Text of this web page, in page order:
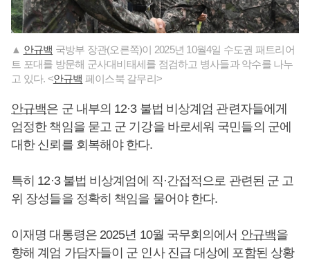
▲ 안규백 국방부 장관(오른쪽)이 2025년 10월4일 수도권 패트리어
트 포대를 방문해 군사대비태세를 점검하고 병사들과 악수를 나누
고 있다. <안규백 페이스북 갈무리>
안규백은 군 내부의 12·3 불법 비상계엄 관련자들에게
엄정한 책임을 묻고 군 기강을 바로세워 국민들의 군에
대한 신뢰를 회복해야 한다.
특히 12·3 불법 비상계엄에 직·간접적으로 관련된 군 고
위 장성들을 정확히 책임을 물어야 한다.
이재명 대통령은 2025년 10월 국무회의에서 안규백을
향해 계엄 가담자들이 군 인사 진급 대상에 포함된 상황